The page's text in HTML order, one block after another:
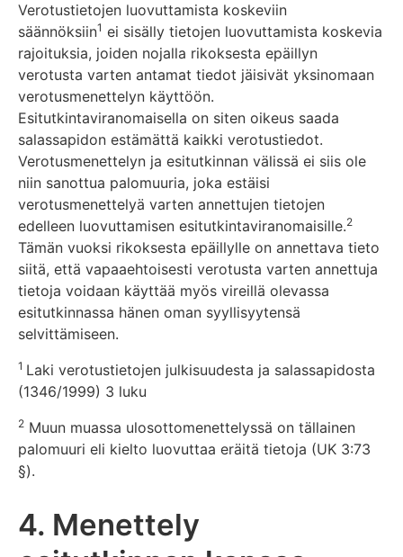
Verotustietojen luovuttamista koskeviin
säännöksiin1 ei sisälly tietojen luovuttamista koskevia
rajoituksia, joiden nojalla rikoksesta epäillyn
verotusta varten antamat tiedot jäisivät yksinomaan
verotusmenettelyn käyttöön.
Esitutkintaviranomaisella on siten oikeus saada
salassapidon estämättä kaikki verotustiedot.
Verotusmenettelyn ja esitutkinnan välissä ei siis ole
niin sanottua palomuuria, joka estäisi
verotusmenettelyä varten annettujen tietojen
edelleen luovuttamisen esitutkintaviranomaisille.2
Tämän vuoksi rikoksesta epäillylle on annettava tieto
siitä, että vapaaehtoisesti verotusta varten annettuja
tietoja voidaan käyttää myös vireillä olevassa
esitutkinnassa hänen oman syyllisyytensä
selvittämiseen.
1 Laki verotustietojen julkisuudesta ja salassapidosta
(1346/1999) 3 luku
2 Muun muassa ulosottomenettelyssä on tällainen
palomuuri eli kielto luovuttaa eräitä tietoja (UK 3:73
§).
4. Menettely